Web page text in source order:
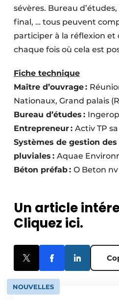
sévères. Bureau
final, … tous peuvent
participer à la réflexion
chaque fois où cela est
Fiche technique
Maître d’ouvrage :
Nationaux, Grand palais
Bureau d’études :
Entrepreneur : Activ TP sa
Systèmes de gestion des
pluviales : Aquae
Béton préfab : O Beton nv
Un article
Cliquez ici.
NOUVELLES